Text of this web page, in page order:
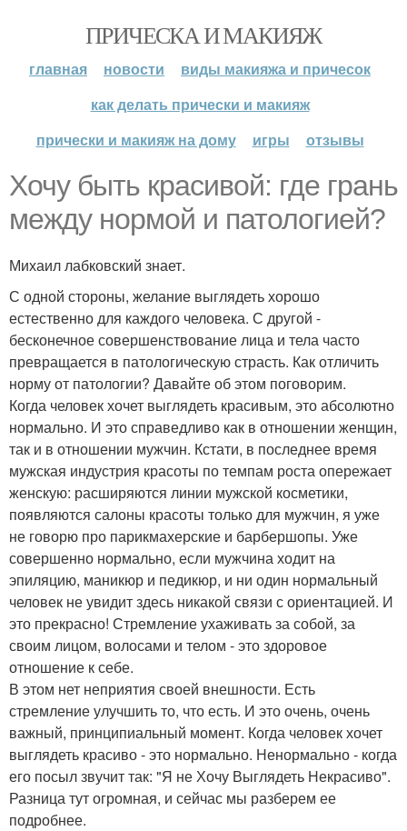
ПРИЧЕСКА И МАКИЯЖ
главная новости
виды макияжа и причесок
как делать прически и макияж
прически и макияж на дому
игры отзывы
Хочу быть красивой: где грань
между нормой и патологией?
Михаил лабковский знает.
С одной стороны, желание выглядеть хорошо
естественно для каждого человека. С другой -
бесконечное совершенствование лица и тела часто
превращается в патологическую страсть. Как отличить
норму от патологии? Давайте об этом поговорим.
Когда человек хочет выглядеть красивым, это абсолютно
нормально. И это справедливо как в отношении женщин,
так и в отношении мужчин. Кстати, в последнее время
мужская индустрия красоты по темпам роста опережает
женскую: расширяются линии мужской косметики,
появляются салоны красоты только для мужчин, я уже
не говорю про парикмахерские и барбершопы. Уже
совершенно нормально, если мужчина ходит на
эпиляцию, маникюр и педикюр, и ни один нормальный
человек не увидит здесь никакой связи с ориентацией. И
это прекрасно! Стремление ухаживать за собой, за
своим лицом, волосами и телом - это здоровое
отношение к себе.
В этом нет неприятия своей внешности. Есть
стремление улучшить то, что есть. И это очень, очень
важный, принципиальный момент. Когда человек хочет
выглядеть красиво - это нормально. Ненормально - когда
его посыл звучит так: "Я не Хочу Выглядеть Некрасиво".
Разница тут огромная, и сейчас мы разберем ее
подробнее.